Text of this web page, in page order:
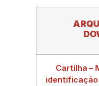
Cartilha –
identificação